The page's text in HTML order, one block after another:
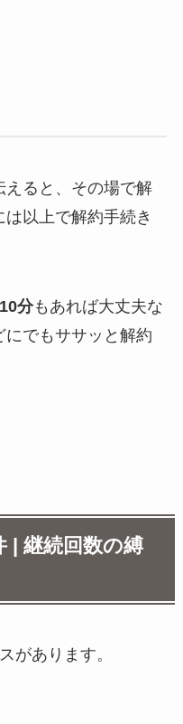
えると、その場で解
以上で解約手続き
分もあれば大丈夫な
でもササッと解約
| 継続回数の縛
があります。